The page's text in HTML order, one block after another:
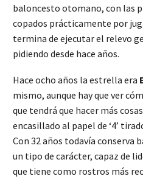
baloncesto otomano, con las
copados prácticamente por
termina de ejecutar el relevo
pidiendo desde hace años.
Hace ocho años la estrella era
mismo, aunque hay que ver
que tendrá que hacer más
encasillado al papel de ‘4’
Con 32 años todavía conserva
un tipo de carácter, capaz de
que tiene como rostros más